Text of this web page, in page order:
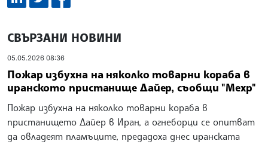
СВЪРЗАНИ НОВИНИ
05.05.2026 08:36
Пожар избухна на няколко товарни кораба в
иранското пристанище Дайер, съобщи "Мехр"
Пожар избухна на няколко товарни кораба в
пристанището Дайер в Иран, а огнеборци се опитват
да овладеят пламъците, предадоха днес иранската